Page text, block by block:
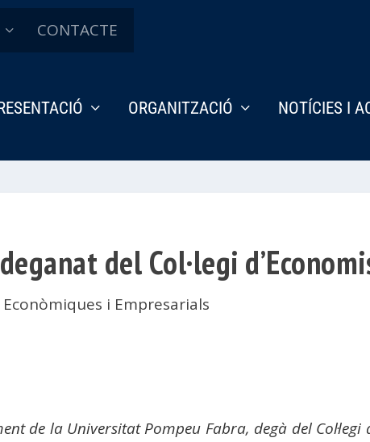
CONTACTE
ORGANITZACIÓ NOTÍCIES I
del Col·legi
Econòmiques i Empresarials
de la Universitat Pompeu Fabra, degà del Col·legi